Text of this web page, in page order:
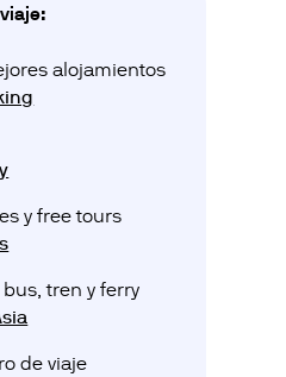
alojamientos
y free tours
tren y ferry
de viaje